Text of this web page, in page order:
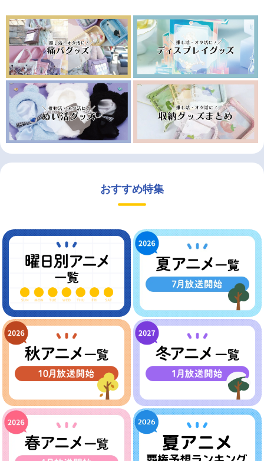
おすすめ特集